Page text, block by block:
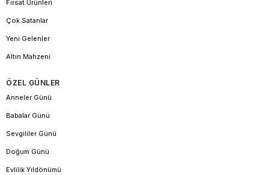
Fırsat Ürünleri
Çok Satanlar
Yeni Gelenler
Altın Mahzeni
ÖZEL GÜNLER
Anneler Günü
Babalar Günü
Sevgililer Günü
Doğum Günü
Evlilik Yıldönümü